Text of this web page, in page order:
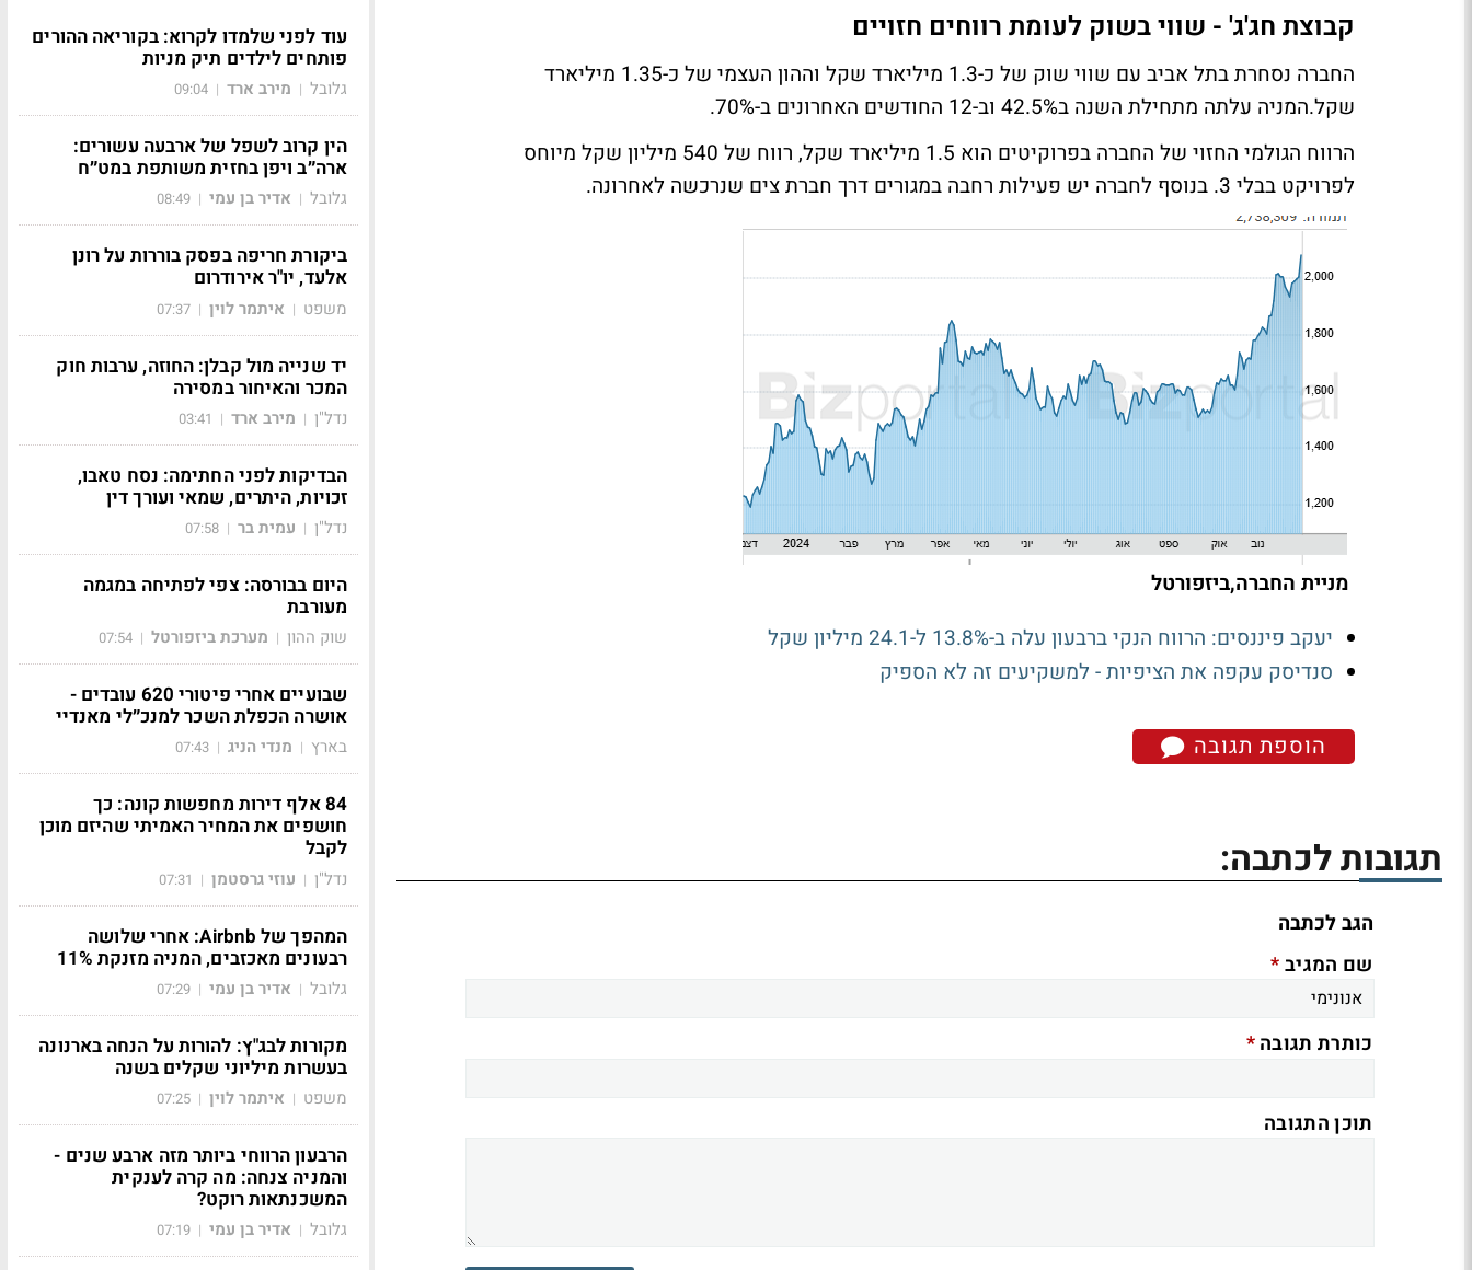
קבוצת חג'ג' - שווי בשוק לעומת רווחים חזויים
החברה נסחרת בתל אביב עם שווי שוק של כ-1.3 מיליארד שקל וההון העצמי של כ-1.35 מיליארד
שקל.המניה עלתה מתחילת השנה ב42.5% וב-12 החודשים האחרונים ב-70%.
הרווח הגולמי החזוי של החברה בפרוקיטים הוא 1.5 מיליארד שקל, רווח של 540 מיליון שקל מיוחס
לפרויקט בבלי 3. בנוסף לחברה יש פעילות רחבה במגורים דרך חברת צים שנרכשה לאחרונה.
מניית החברה,ביזפורטל
יעקב פיננסים: הרווח הנקי ברבעון עלה ב-13.8% ל-24.1 מיליון שקל
סנדיסק עקפה את הציפיות - למשקיעים זה לא הספיק
הוספת תגובה
תגובות לכתבה:
הגב לכתבה
שם המגיב*
כותרת תגובה*
תוכן התגובה
עוד לפני שלמדו לקרוא: בקוריאה ההורים
פותחים לילדים תיק מניות
גלובל | מירב ארד |
09:04
הין קרוב לשפל של ארבעה עשורים:
ארה״ב ויפן בחזית משותפת במט״ח
גלובל | אדיר בן עמי |
08:49
ביקורת חריפה בפסק בוררות על רונן
אלעד, יו"ר אירודרום
משפט | איתמר לוין |
07:37
יד שנייה מול קבלן: החוזה, ערבות חוק
המכר והאיחור במסירה
נדל"ן | מירב ארד |
03:41
הבדיקות לפני החתימה: נסח טאבו,
זכויות, היתרים, שמאי ועורך דין
נדל"ן | עמית בר |
07:58
היום בבורסה: צפי לפתיחה במגמה
מעורבת
שוק ההון | מערכת ביזפורטל |
07:54
שבועיים אחרי פיטורי 620 עובדים -
אושרה הכפלת השכר למנכ״לי מאנדיי
בארץ | מנדי הניג |
07:43
84 אלף דירות מחפשות קונה: כך
חושפים את המחיר האמיתי שהיזם מוכן
לקבל
נדל"ן | עוזי גרסטמן |
07:31
המהפך של Airbnb: אחרי שלושה
רבעונים מאכזבים, המניה מזנקת 11%
גלובל | אדיר בן עמי |
07:29
מקורות לבג"ץ: להורות על הנחה בארנונה
בעשרות מיליוני שקלים בשנה
משפט | איתמר לוין |
07:25
הרבעון הרווחי ביותר מזה ארבע שנים -
והמניה צנחה: מה קרה לענקית
המשכנתאות רוקט?
גלובל | אדיר בן עמי |
07:19